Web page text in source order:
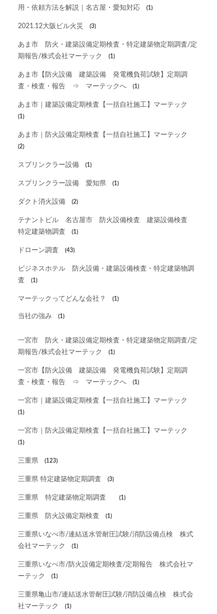
用・依頼方法を解説｜名古屋・愛知対応
(1)
2021.12大阪ビル火災 (3)
あま市 防火・建築設備定期検査・特定建築物定期調査/定
期報告/株式会社マーテック
(1)
あま市【防火設備 建築設備 発電機負荷試験】定期調
査・検査・報告 ⇒ マーテックへ
(1)
あま市｜建築設備定期検査【一括自社施工】マーテック
(1)
あま市｜防火設備定期検査【一括自社施工】マーテック
(2)
スプリンクラー設備 (1)
スプリンクラー設備 愛知県 (1)
ダクト消火設備 (2)
テナントビル 名古屋市 防火設備検査 建築設備検査
特定建築物調査
(1)
ドローン調査 (43)
ビジネスホテル 防火設備・建築設備検査・特定建築物調
査
(1)
マーテックってどんな会社？ (1)
当社の強み (1)
一宮市 防火・建築設備定期検査・特定建築物定期調査/定
期報告/株式会社マーテック
(1)
一宮市【防火設備 建築設備 発電機負荷試験】定期調
査・検査・報告 ⇒ マーテックへ
(1)
一宮市｜建築設備定期検査【一括自社施工】マーテック
(1)
一宮市｜防火設備定期検査【一括自社施工】マーテック
(1)
三重県 (123)
三重県 特定建築物定期調査 (3)
三重県 特定建築物定期調査 (1)
三重県 防火設備定期検査 (1)
三重県いなべ市/連結送水管耐圧試験/消防設備点検 株式
会社マーテック
(1)
三重県いなべ市/防火設備定期検査/定期報告 株式会社マ
ーテック
(1)
三重県亀山市/連結送水管耐圧試験/消防設備点検 株式会
社マーテック
(1)